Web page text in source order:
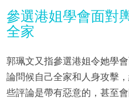
參選港姐學會面對
全家
郭珮文又指參選港姐令她學
論問候自己全家和人身攻擊
些評論是帶有惡意的，甚至